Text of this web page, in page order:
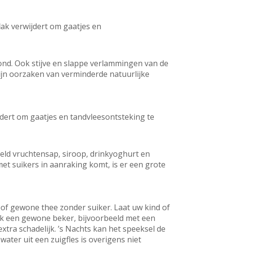
verwijdert om gaatjes en
Ook stijve en slappe verlammingen van de
oorzaken van verminderde natuurlijke
om gaatjes en tandvleesontsteking te
vruchtensap, siroop, drinkyoghurt en
suikers in aanraking komt, is er een grote
gewone thee zonder suiker. Laat uw kind of
een gewone beker, bijvoorbeeld met een
schadelijk. ’s Nachts kan het speeksel de
uit een zuigfles is overigens niet